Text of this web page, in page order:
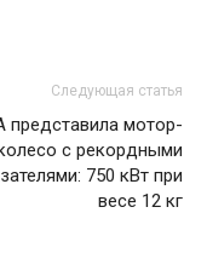
Следующая статья
представила мотор-
с рекордными
750 кВт при
весе 12 кг